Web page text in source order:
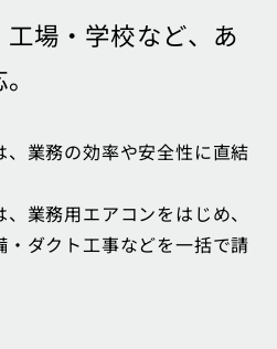
場・学校など、 あ
業務の効率や安全性に直結
業務用エアコンをはじめ、
ダクト工事などを一括で請